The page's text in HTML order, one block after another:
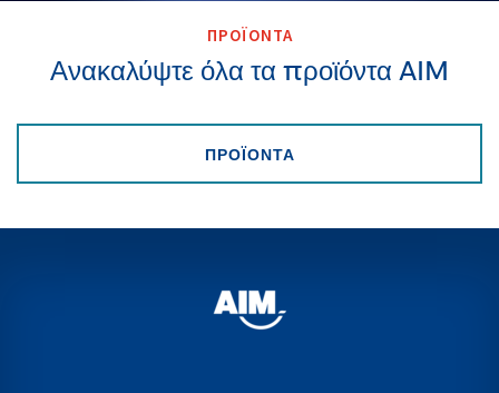
ΠΡΟΪΟΝΤΑ
Ανακαλύψτε όλα τα προϊόντα AIM
ΠΡΟΪΟΝΤΑ